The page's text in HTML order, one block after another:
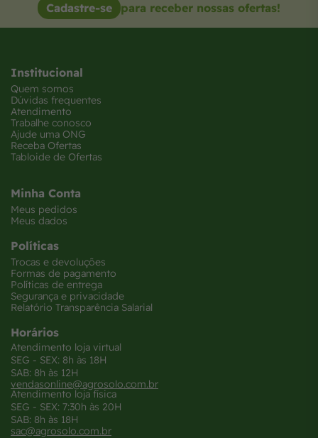
Cadastre-se para receber nossas ofertas!
Institucional
Quem somos
Dúvidas frequentes
Atendimento
Trabalhe conosco
Ajude uma ONG
Receba Ofertas
Tabloide de Ofertas
Minha Conta
Meus pedidos
Meus dados
Políticas
Trocas e devoluções
Formas de pagamento
Políticas de entrega
Segurança e privacidade
Relatório Transparência Salarial
Horários
Atendimento loja virtual
SEG - SEX: 8h às 18H
SAB: 8h às 12H
vendasonline@agrosolo.com.br
Atendimento loja física
SEG - SEX: 7:30h às 20H
SAB: 8h às 18H
sac@agrosolo.com.br